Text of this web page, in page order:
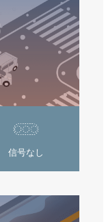
信号なし